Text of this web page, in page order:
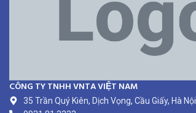
CÔNG TY TNHH VNTA VIỆT NAM
35 Trần Quý Kiên, Dịch Vọng, Cầu Giấy, Hà Nội